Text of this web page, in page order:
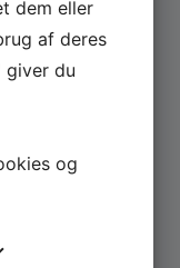
dem eller
af deres
giver du
og